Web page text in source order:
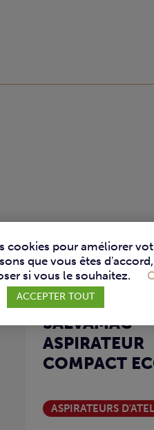
SALVAMAC –
ASPIRATEUR
COMPACT
ASPIRATEURS
cookies pour améliorer
que vous êtes
si vous le souhaitez.
ACCEPTER TOUT